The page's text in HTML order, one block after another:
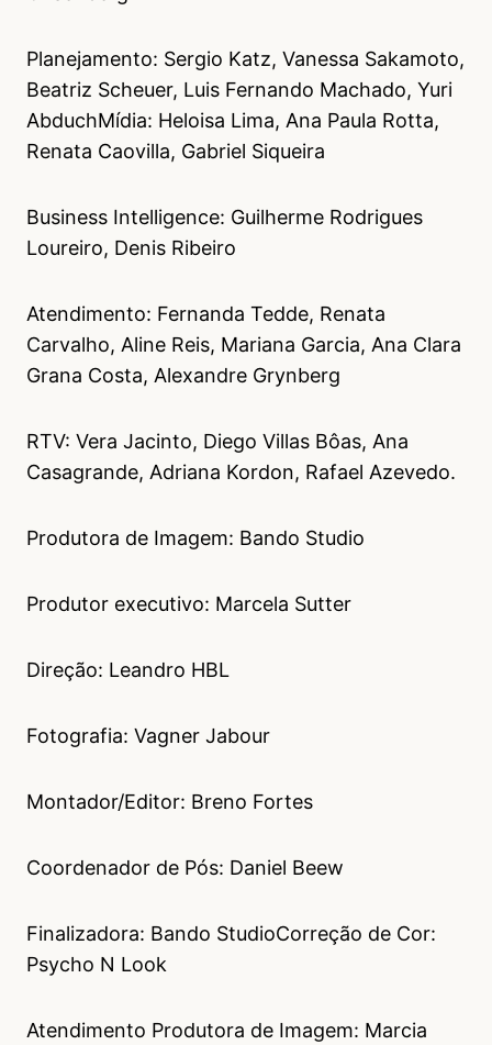
Planejamento: Sergio Katz, Vanessa Sakamoto,
Beatriz Scheuer, Luis Fernando Machado, Yuri
AbduchMídia: Heloisa Lima, Ana Paula Rotta,
Renata Caovilla, Gabriel Siqueira
Business Intelligence: Guilherme Rodrigues
Loureiro, Denis Ribeiro
Atendimento: Fernanda Tedde, Renata
Carvalho, Aline Reis, Mariana Garcia, Ana Clara
Grana Costa, Alexandre Grynberg
RTV: Vera Jacinto, Diego Villas Bôas, Ana
Casagrande, Adriana Kordon, Rafael Azevedo.
Produtora de Imagem: Bando Studio
Produtor executivo: Marcela Sutter
Direção: Leandro HBL
Fotografia: Vagner Jabour
Montador/Editor: Breno Fortes
Coordenador de Pós: Daniel Beew
Finalizadora: Bando StudioCorreção de Cor:
Psycho N Look
Atendimento Produtora de Imagem: Marcia